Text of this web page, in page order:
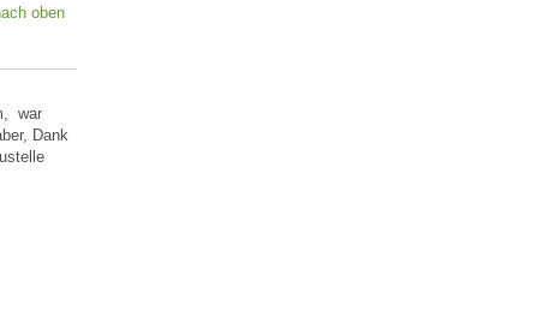
oben
war
Dank